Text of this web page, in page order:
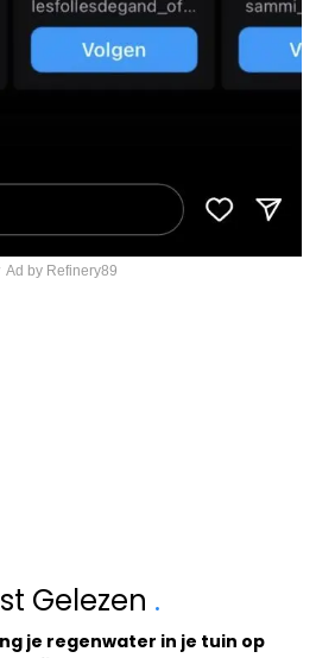
Ad by Refinery89
Gelezen .
je regenwater in je tuin op